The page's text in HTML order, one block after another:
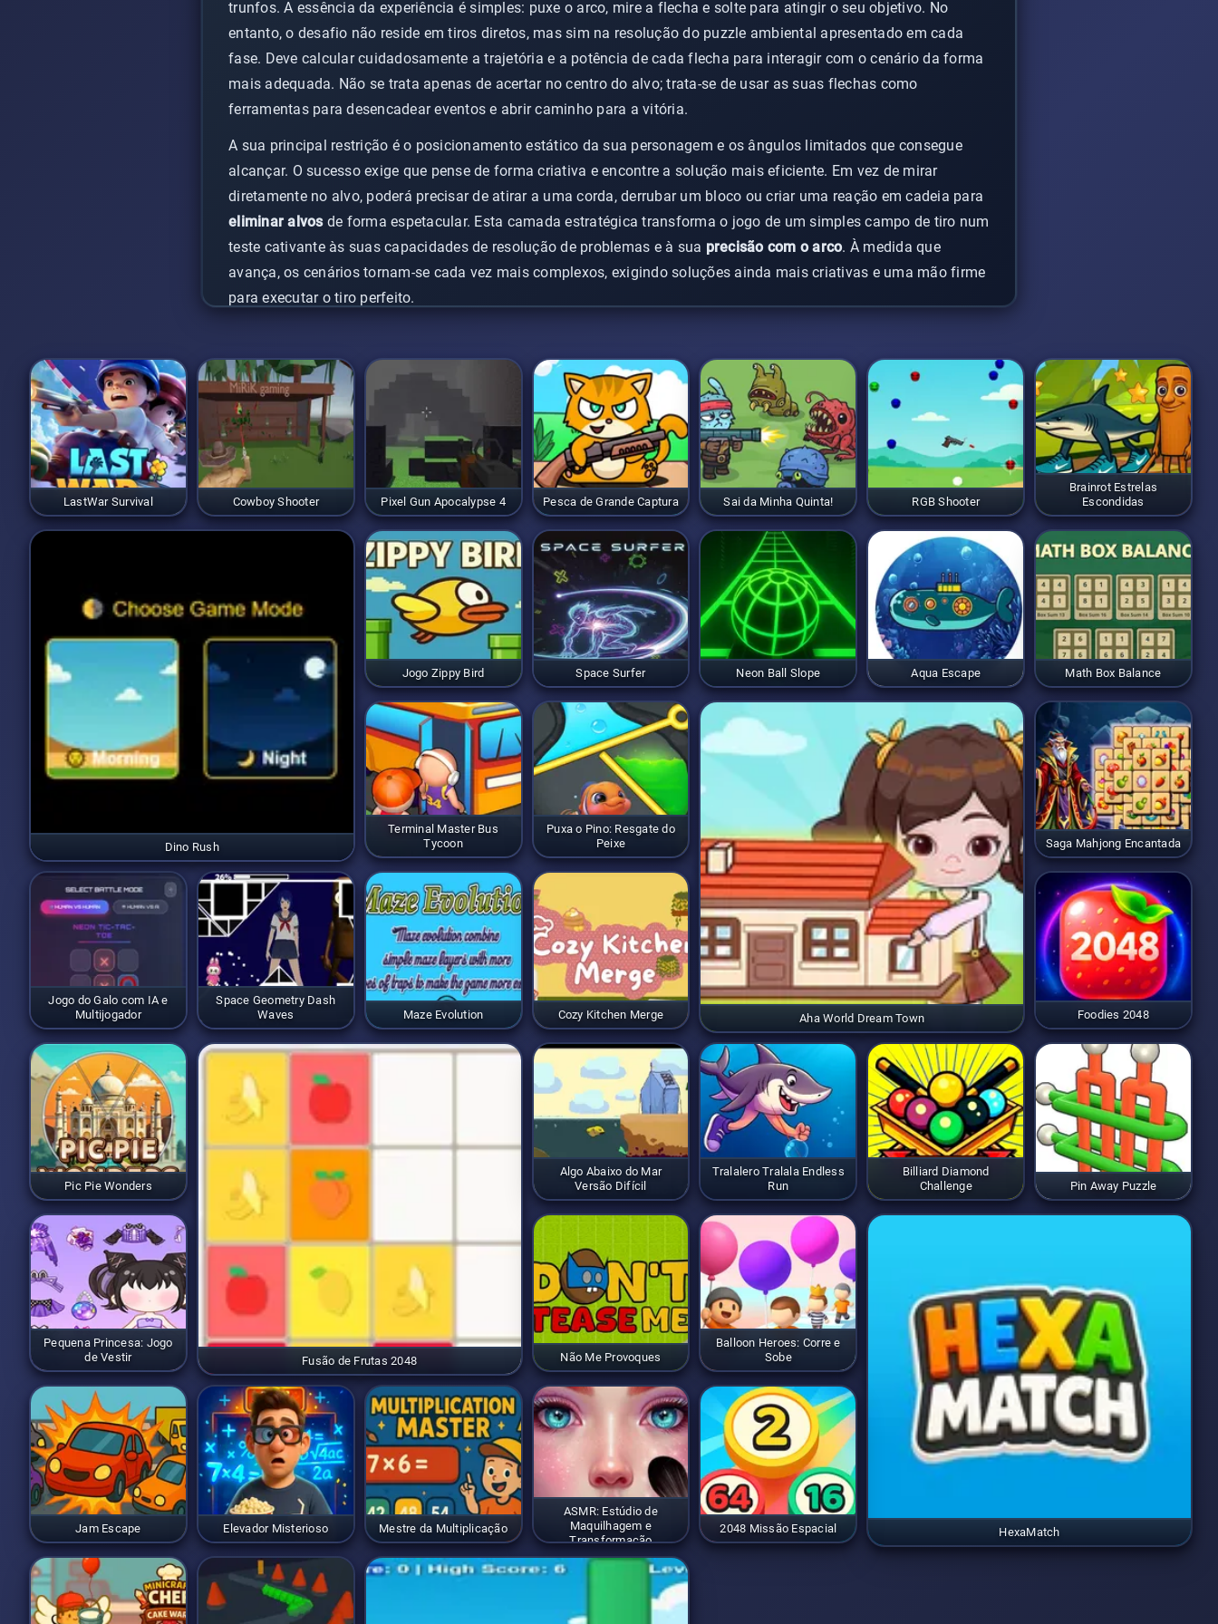
trunfos. A essência da experiência é simples: puxe o arco, mire a flecha e solte para atingir o seu objetivo. No
entanto, o desafio não reside em tiros diretos, mas sim na resolução do puzzle ambiental apresentado em cada
fase. Deve calcular cuidadosamente a trajetória e a potência de cada flecha para interagir com o cenário da forma
mais adequada. Não se trata apenas de acertar no centro do alvo; trata-se de usar as suas flechas como
ferramentas para desencadear eventos e abrir caminho para a vitória.
A sua principal restrição é o posicionamento estático da sua personagem e os ângulos limitados que consegue
alcançar. O sucesso exige que pense de forma criativa e encontre a solução mais eficiente. Em vez de mirar
diretamente no alvo, poderá precisar de atirar a uma corda, derrubar um bloco ou criar uma reação em cadeia para
eliminar alvosde forma espetacular. Esta camada estratégica transforma o jogo de um simples campo de tiro num
teste cativante às suas capacidades de resolução de problemas e à sua precisão com o arco. À medida que
avança, os cenários tornam-se cada vez mais complexos, exigindo soluções ainda mais criativas e uma mão firme
para executar o tiro perfeito.
LastWar Survival Cowboy Shooter Pixel Gun Apocalypse 4 Pesca de Grande Captura Sai da Minha Quinta! RGB Shooter
Brainrot Estrelas
Escondidas
Dino Rush
Jogo Zippy Bird Space Surfer Neon Ball Slope Aqua Escape Math Box Balance
Terminal Master Bus
Tycoon
Puxa o Pino: Resgate do
Peixe
Aha World Dream Town
Saga Mahjong Encantada
Jogo do Galo com IA e
Multijogador
Space Geometry Dash
Waves
Maze Evolution Cozy Kitchen Merge Foodies 2048
Pic Pie Wonders
Fusão de Frutas 2048
Algo Abaixo do Mar
Versão Difícil
Tralalero Tralala Endless
Run
Billiard Diamond
Challenge
Pin Away Puzzle
Pequena Princesa: Jogo
de Vestir
Não Me Provoques
Balloon Heroes: Corre e
Sobe
HexaMatch
Jam Escape Elevador Misterioso Mestre da Multiplicação
ASMR: Estúdio de
Maquilhagem e
Transformação
2048 Missão Espacial